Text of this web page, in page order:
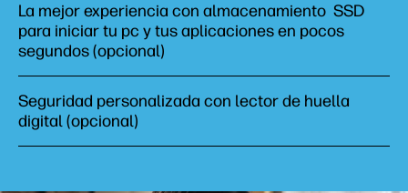
La mejor experiencia con almacenamiento SSD
para iniciar tu pc y tus aplicaciones en pocos
segundos (opcional)​
Seguridad personalizada con lector de huella
digital (opcional)​